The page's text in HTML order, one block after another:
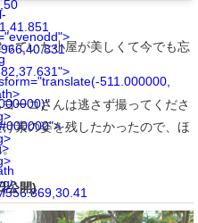
511.000000,
ていた小屋が美しくて今でも忘
ーコさんは逃さず撮ってくださ
素の姿を残したかったので、ほ
公開)